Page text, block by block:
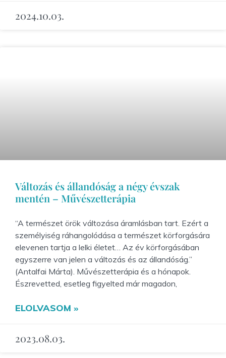
2024.10.03.
Változás és állandóság a négy évszak
mentén – Művészetterápia
“A természet örök változása áramlásban tart. Ezért a
személyiség ráhangolódása a természet körforgására
elevenen tartja a lelki életet… Az év körforgásában
egyszerre van jelen a változás és az állandóság.”
(Antalfai Márta). Művészetterápia és a hónapok.
Észrevetted, esetleg figyelted már magadon,
ELOLVASOM »
2023.08.03.